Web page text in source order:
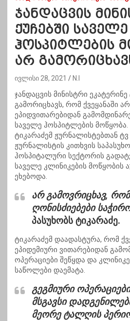
ჯანდაცვის
ქუჩებში საველე
ჰოსპიტლების
არ
ივლისი 28, 2021 N.I
ჯანდაცვის მინისტრი
გამორიცხავს, რომ ქვეყანაში
ეპიდვითარებიდან
საველე ჰოსპიტლების მოწყობა.
ტიკარაძემ ჟურნალისტებთან
ჟურნალისტის კითხვის
ჰოსპიტალური სექტორის
საველე კლინიკების მოწყობის
ეხებოდა.
არ გამოვრიცხავ, რომ
ღონისძიებები
პასუხობს ტიკარაძე.
ტიკარაძემ დაადასტურა, რომ
ეპიდემიური ვითარებიდან
ოპერაციები შეწყდა და
საწოლები დაემატა.
გეგმიური
მსგავსი
მეორე ტალღის